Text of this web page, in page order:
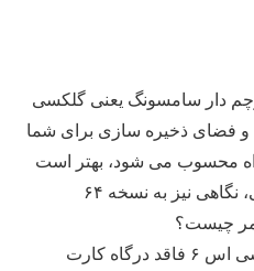
دار سامسونگ یعنی گلکسی
اس ۶ اج باشید و فضای ذخیره سازی برای شما
محسوب می شود، بهتر است
هنگام انتخاب نمونه ۳۲ گیگابایتی، نگاهی نیز به نسخه ۶۴
امر چیست؟
طبق تحقیقات انجام شده، گلکسی اس ۶ فاقد درگاه کارت